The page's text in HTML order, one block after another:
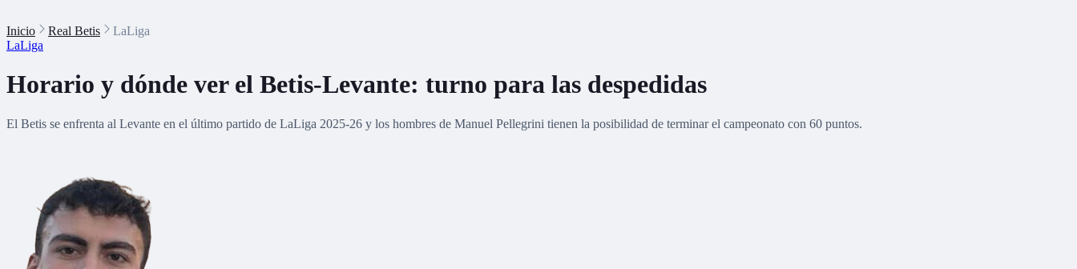
Inicio Real Betis
LaLiga
LaLiga
Horario y dónde ver el Betis-Levante: turno para las despedidas
El Betis se enfrenta al Levante en el último partido de LaLiga 2025-26 y los hombres de Manuel Pellegrini tienen la posibilidad de terminar el campeonato con 60 puntos.